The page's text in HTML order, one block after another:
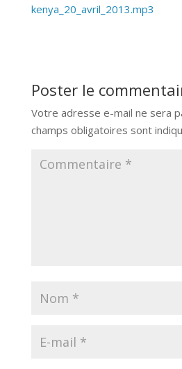
kenya_20_avril_2013.mp3
Poster le
Votre adresse e-mail ne sera
champs obligatoires sont